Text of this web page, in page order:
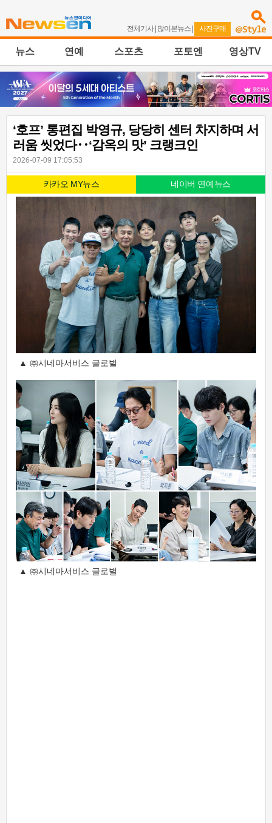
전체기사| 많이본뉴스 | 사진구매
뉴스 연예 스포츠 포토엔 영상TV
‘호프’ 통편집 박영규, 당당히 센터 차지하며 서
러움 씻었다‥‘감옥의 맛’ 크랭크인
2026-07-09 17:05:53
카카오 MY뉴스 네이버 연예뉴스
▲ ㈜시네마서비스 글로벌
▲ ㈜시네마서비스 글로벌